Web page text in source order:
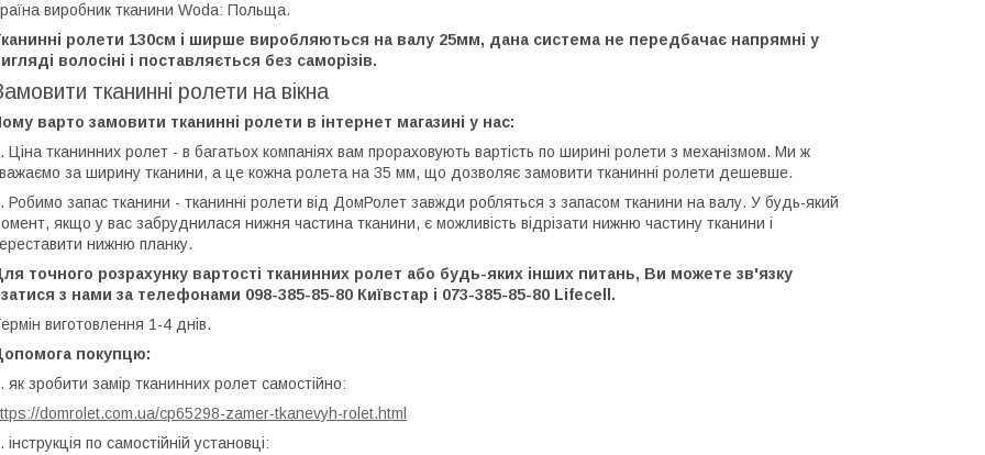
виробник тканини Woda: Польща.
ролети 130см і ширше виробляються на валу 25мм, дана система не передбачає напрямні у
волосіні і поставляється без саморізів.
тканинні ролети на вікна
варто замовити тканинні ролети в інтернет магазині у нас:
Ціна тканинних ролет - в багатьох компаніях вам прораховують вартість по ширині ролети з механізмом. Ми ж
за ширину тканини, а це кожна ролета на 35 мм, що дозволяє замовити тканинні ролети дешевше.
Робимо запас тканини - тканинні ролети від ДомРолет завжди робляться з запасом тканини на валу. У будь-який
якщо у вас забруднилася нижня частина тканини, є можливість відрізати нижню частину тканини і
нижню планку.
точного розрахунку вартості тканинних ролет або будь-яких інших питань, Ви можете зв'язку
з нами за телефонами 098-385-85-80 Київстар і 073-385-85-80 Lifecell.
виготовлення 1-4 днів.
покупцю:
як зробити замір тканинних ролет самостійно:
domrolet.com.ua/cp65298-zamer-tkanevyh-rolet.html
інструкція по самостійній установці: